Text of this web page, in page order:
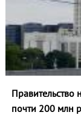
Правительство
почти 200 млн